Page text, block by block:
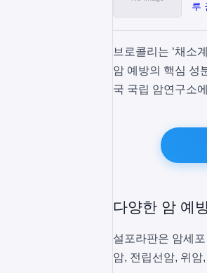
루
브로콜리는 ‘채소
암 예방의 핵심 성
국 국립 암연구소
다양한 암 예
설포라판은 암세
암, 전립선암, 위